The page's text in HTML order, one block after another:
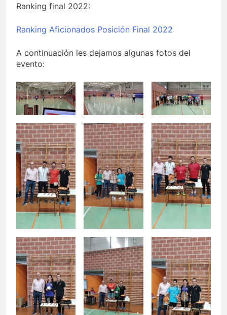
Ranking final 2022:
Ranking Aficionados Posición Final 2022
A continuación les dejamos algunas fotos del
evento: